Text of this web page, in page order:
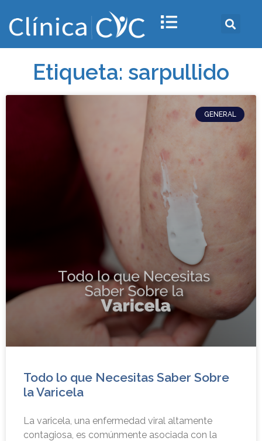
Etiqueta: sarpullido
GENERAL
Todo lo que Necesitas Saber Sobre
la Varicela
La varicela, una enfermedad viral altamente
contagiosa, es comúnmente asociada con la